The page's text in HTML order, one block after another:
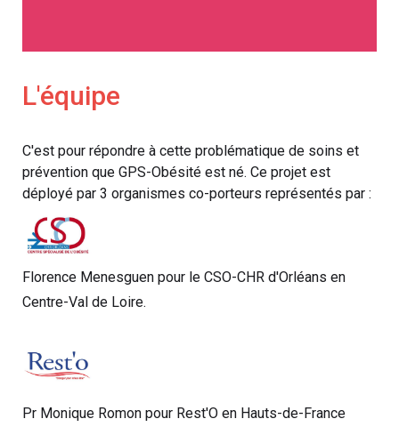
L'équipe
C'est pour répondre à cette problématique de soins et
prévention que GPS-Obésité est né. Ce projet est
déployé par 3 organismes co-porteurs représentés par :
Florence Menesguen pour le CSO-CHR d'Orléans en
Centre-Val de Loire.
Pr Monique Romon pour Rest'O en Hauts-de-France